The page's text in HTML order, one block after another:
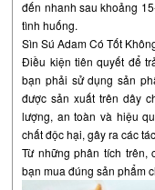
đến nhanh sau khoảng
tình huống.
Sìn Sú Adam Có Tốt
Điều kiện tiên quyết để
bạn phải sử dụng sản
được sản xuất trên dây
lượng, an toàn và hiệu
chất độc hại, gây ra các
Từ những phân tích trên,
bạn mua đúng sản phẩm